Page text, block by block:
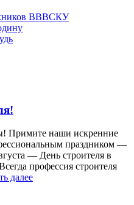
ВВВСКУ
Примите наши искренние
праздником —
— День строителя в
профессия строителя
далее